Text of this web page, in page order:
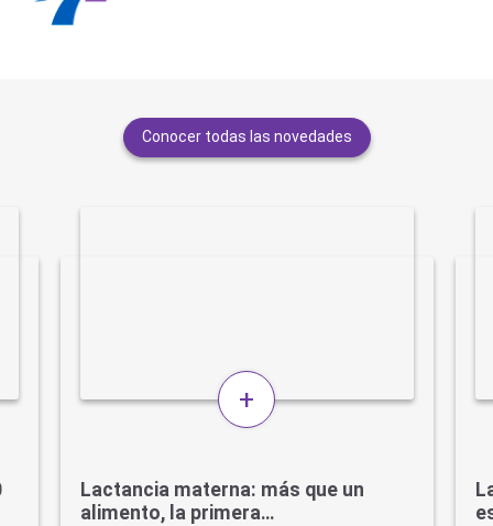
Conocer todas las novedades
+
Lactancia materna: más que un
alimento, la primera…